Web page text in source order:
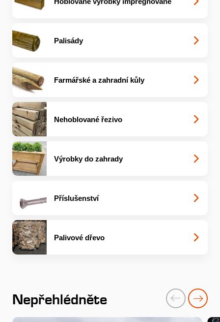
Palisády
Farmářské a zahradní kůly
Nehoblované řezivo
Výrobky do zahrady
Příslušenství
Palivové dřevo
Nepřehlédněte